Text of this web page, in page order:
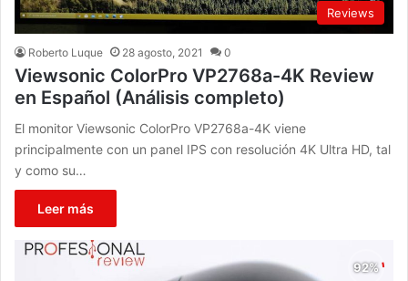
Reviews
Roberto Luque 28 agosto, 2021 0
Viewsonic ColorPro VP2768a-4K Review
en Español (Análisis completo)
El monitor Viewsonic ColorPro VP2768a-4K viene
principalmente con un panel IPS con resolución 4K Ultra HD, tal
y como su…
Leer más